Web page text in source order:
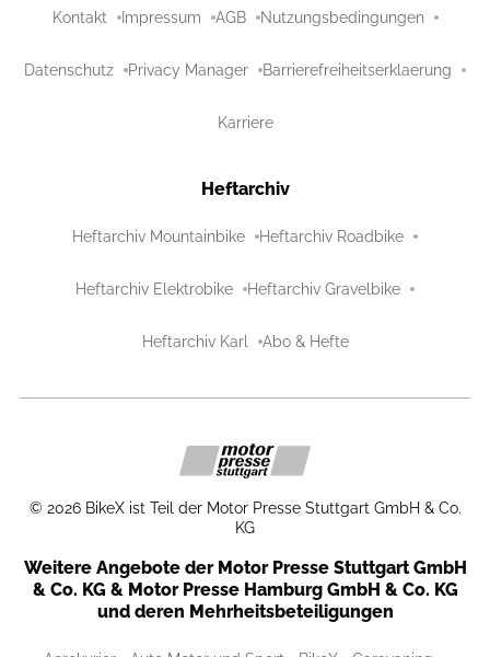
Kontakt Impressum AGB Nutzungsbedingungen
Datenschutz Privacy Manager Barrierefreiheitserklaerung
Karriere
Heftarchiv
Heftarchiv Mountainbike Heftarchiv Roadbike
Heftarchiv Elektrobike Heftarchiv Gravelbike
Heftarchiv Karl Abo & Hefte
© 2026 BikeX ist Teil der Motor Presse Stuttgart GmbH & Co.
KG
Weitere Angebote der Motor Presse Stuttgart GmbH
& Co. KG & Motor Presse Hamburg GmbH & Co. KG
und deren Mehrheitsbeteiligungen